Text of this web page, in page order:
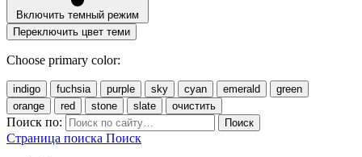
Включить темный режим
Переключить цвет теми
Choose primary color:
indigo fuchsia purple sky cyan emerald
green
orange
red stone slate очистить
Поиск по: Поиск
Страница поиска Поиск